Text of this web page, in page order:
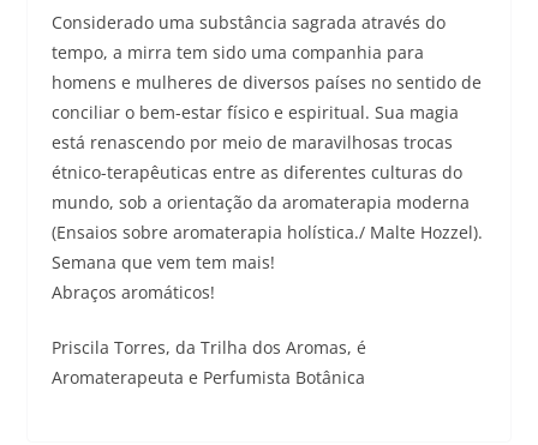
Considerado uma substância sagrada através do
tempo, a mirra tem sido uma companhia para
homens e mulheres de diversos países no sentido de
conciliar o bem-estar físico e espiritual. Sua magia
está renascendo por meio de maravilhosas trocas
étnico-terapêuticas entre as diferentes culturas do
mundo, sob a orientação da aromaterapia moderna
(Ensaios sobre aromaterapia holística./ Malte Hozzel).
Semana que vem tem mais!
Abraços aromáticos!
Priscila Torres, da Trilha dos Aromas, é
Aromaterapeuta e Perfumista Botânica